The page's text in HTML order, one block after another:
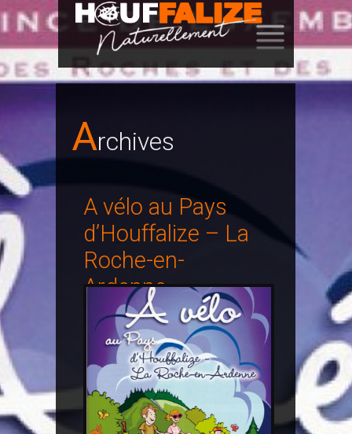
SKIP
ARchives
A vélo au Pays
d’Houffalize – La
Roche-en-
Ardenne